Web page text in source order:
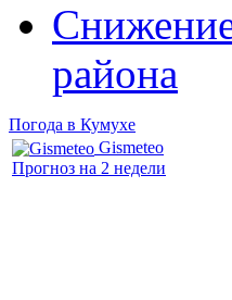
района
Погода в Кумухе
Gismeteo
Прогноз на 2 недели